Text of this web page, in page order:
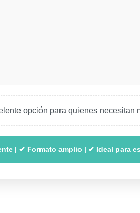
opción para quienes
| ✔ Formato amplio | ✔ Ideal para